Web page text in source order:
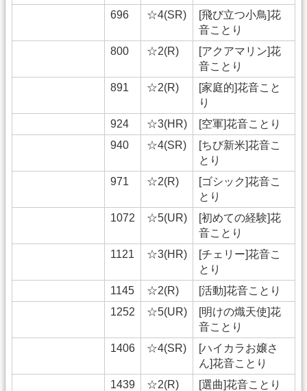
696
☆4(SR)
[飛び立つ小鳥]花
音ことり
800
☆2(R)
[アクアマリン]花
音ことり
891
☆2(R)
[家庭的]花音こと
り
924
☆3(HR)
[空軍]花音ことり
940
☆4(SR)
[ちび新米]花音こ
とり
971
☆2(R)
[ゴシック]花音こ
とり
1072
☆5(UR)
[初めての経験]花
音ことり
1121
☆3(HR)
[チェリー]花音こ
とり
1145
☆2(R)
[活動]花音ことり
1252
☆5(UR)
[明けの熾天使]花
音ことり
1406
☆4(SR)
[ハイカラお嬢さ
ん]花音ことり
1439
☆2(R)
[選曲]花音ことり